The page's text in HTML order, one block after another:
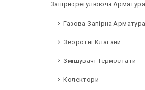
Запірнорегулююча Арматура
Газова Запірна Арматура
Зворотні Клапани
Змішувачі-Термостати
Колектори